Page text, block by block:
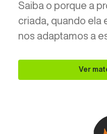
Saiba o porque a
criada, quando ela
nos adaptamos a
Ver